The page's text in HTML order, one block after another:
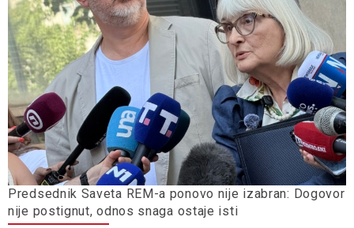
Predsednik Saveta REM-a ponovo nije izabran: Dogovor
nije postignut, odnos snaga ostaje isti